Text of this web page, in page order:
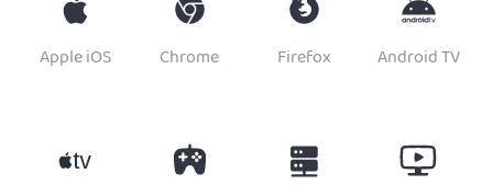
Apple iOS Chrome Firefox Android TV